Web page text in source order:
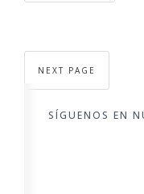
NEXT PAGE
SÍGUENOS EN